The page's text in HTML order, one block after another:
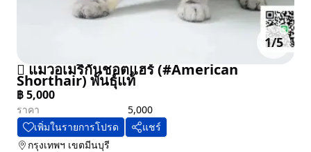
1/5
 แมวอเมริกันชอตแฮร์ (#American
Shorthair) พันธุ์แท้
฿5,000
ราคา
5,000
เพิ่มในรายการโปรด
แชร์
กรุงเทพฯ เขตมีนบุรี